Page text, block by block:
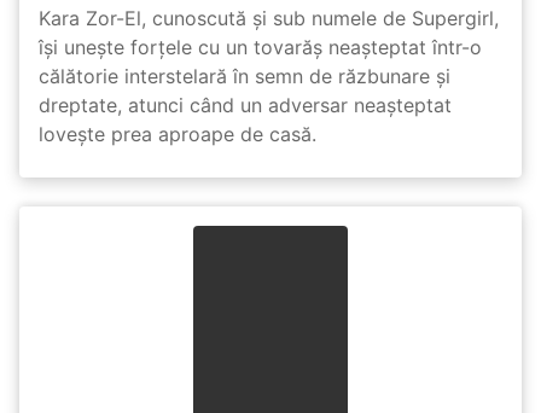
Kara Zor-El, cunoscută și sub numele de Supergirl,
își unește forțele cu un tovarăș neașteptat într-o
călătorie interstelară în semn de răzbunare și
dreptate, atunci când un adversar neașteptat
lovește prea aproape de casă.